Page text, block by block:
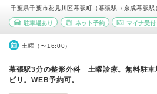
千葉県千葉市花見川区幕張町（幕張駅（京成幕張駅
駐車場あり ネット予約 マイナ受付
土曜（〜16:00）
幕張駅3分の整形外科 土曜診療。無料駐車
ビリ。WEB予約可。